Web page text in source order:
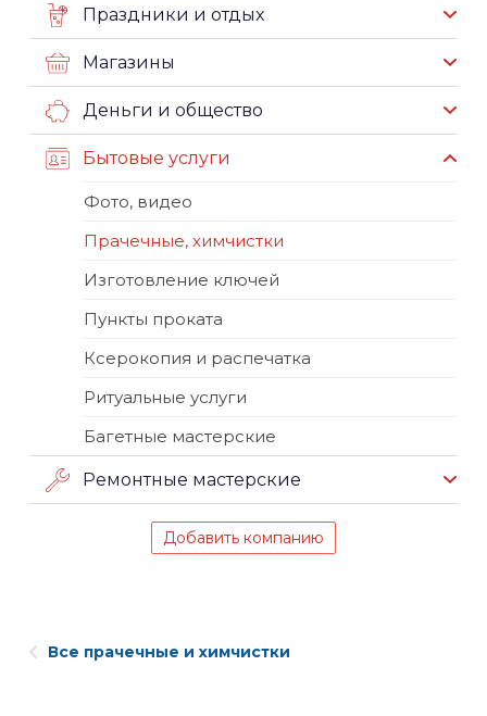
Праздники и отдых
Магазины
Деньги и общество
Бытовые услуги
Фото, видео
Прачечные, химчистки
Изготовление ключей
Пункты проката
Ксерокопия и распечатка
Ритуальные услуги
Багетные мастерские
Ремонтные мастерские
Добавить компанию
Все прачечные и химчистки